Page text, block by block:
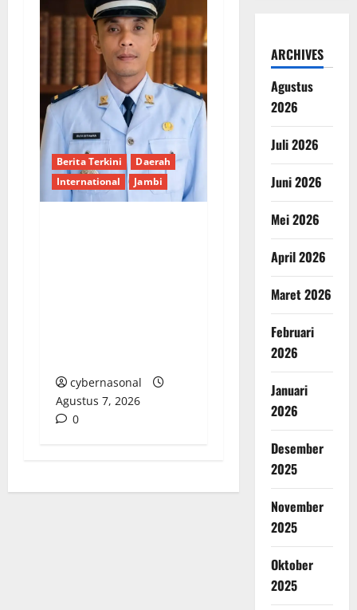
Berita Terkini
Daerah
International
Jambi
cybernasonal
Agustus 7, 2026
0
ARCHIVES
Agustus
2026
Juli 2026
Juni 2026
Mei 2026
April 2026
Maret 2026
Februari
2026
Januari
2026
Desember
2025
November
2025
Oktober
2025